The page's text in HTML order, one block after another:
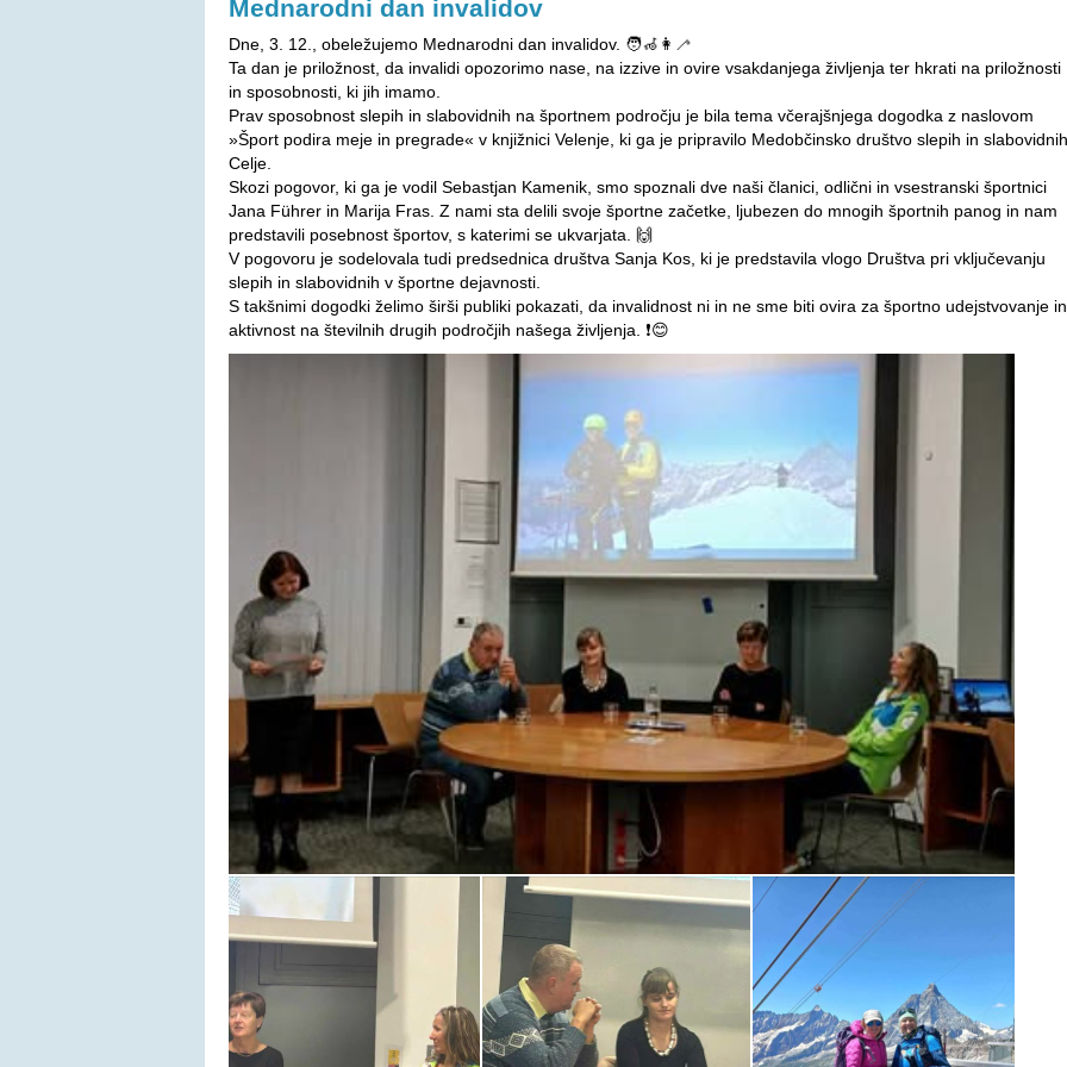
Mednarodni dan invalidov
Dne, 3. 12., obeležujemo Mednarodni dan invalidov. 🧑‍🦽👩‍🦯
Ta dan je priložnost, da invalidi opozorimo nase, na izzive in ovire vsakdanjega življenja ter hkrati na priložnosti
in sposobnosti, ki jih imamo.
Prav sposobnost slepih in slabovidnih na športnem področju je bila tema včerajšnjega dogodka z naslovom
»Šport podira meje in pregrade« v knjižnici Velenje, ki ga je pripravilo Medobčinsko društvo slepih in slabovidnih
Celje.
Skozi pogovor, ki ga je vodil Sebastjan Kamenik, smo spoznali dve naši članici, odlični in vsestranski športnici
Jana Führer in Marija Fras. Z nami sta delili svoje športne začetke, ljubezen do mnogih športnih panog in nam
predstavili posebnost športov, s katerimi se ukvarjata. 🙌
V pogovoru je sodelovala tudi predsednica društva Sanja Kos, ki je predstavila vlogo Društva pri vključevanju
slepih in slabovidnih v športne dejavnosti.
S takšnimi dogodki želimo širši publiki pokazati, da invalidnost ni in ne sme biti ovira za športno udejstvovanje in
aktivnost na številnih drugih področjih našega življenja. ❗️😊